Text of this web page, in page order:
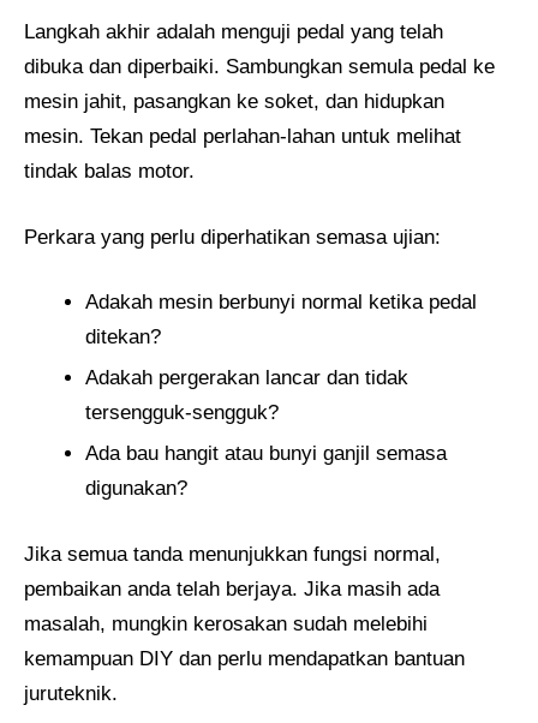
Langkah akhir adalah menguji pedal yang telah
dibuka dan diperbaiki. Sambungkan semula pedal ke
mesin jahit, pasangkan ke soket, dan hidupkan
mesin. Tekan pedal perlahan-lahan untuk melihat
tindak balas motor.
Perkara yang perlu diperhatikan semasa ujian:
Adakah mesin berbunyi normal ketika pedal
ditekan?
Adakah pergerakan lancar dan tidak
tersengguk-sengguk?
Ada bau hangit atau bunyi ganjil semasa
digunakan?
Jika semua tanda menunjukkan fungsi normal,
pembaikan anda telah berjaya. Jika masih ada
masalah, mungkin kerosakan sudah melebihi
kemampuan DIY dan perlu mendapatkan bantuan
juruteknik.